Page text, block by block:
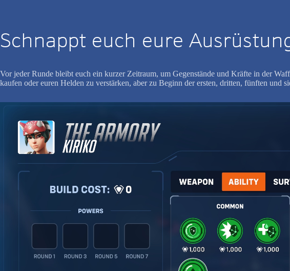
Schnappt euch eure
Vor jeder Runde bleibt euch ein kurzer Zeitraum, um Gegenstände und Kräfte in der
kaufen oder euren Helden zu verstärken, aber zu Beginn der ersten, dritten, fünften und